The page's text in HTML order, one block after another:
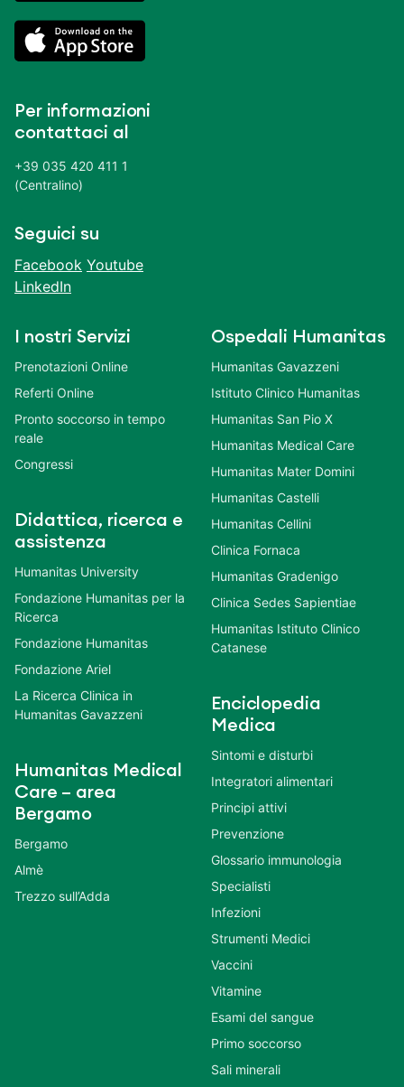
Per informazioni
contattaci al
+39 035 420 411 1
(Centralino)
Seguici su
Facebook Youtube
LinkedIn
I nostri Servizi
Prenotazioni Online
Referti Online
Pronto soccorso in tempo
reale
Congressi
Didattica, ricerca e
assistenza
Humanitas University
Fondazione Humanitas per la
Ricerca
Fondazione Humanitas
Fondazione Ariel
La Ricerca Clinica in
Humanitas Gavazzeni
Humanitas Medical
Care – area
Bergamo
Bergamo
Almè
Trezzo sull’Adda
Ospedali Humanitas
Humanitas Gavazzeni
Istituto Clinico Humanitas
Humanitas San Pio X
Humanitas Medical Care
Humanitas Mater Domini
Humanitas Castelli
Humanitas Cellini
Clinica Fornaca
Humanitas Gradenigo
Clinica Sedes Sapientiae
Humanitas Istituto Clinico
Catanese
Enciclopedia
Medica
Sintomi e disturbi
Integratori alimentari
Principi attivi
Prevenzione
Glossario immunologia
Specialisti
Infezioni
Strumenti Medici
Vaccini
Vitamine
Esami del sangue
Primo soccorso
Sali minerali